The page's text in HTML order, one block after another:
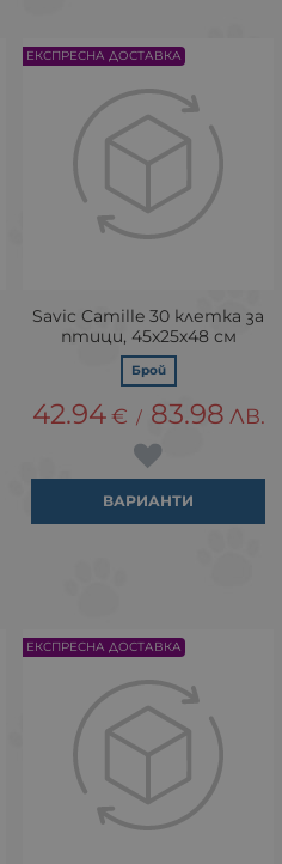
Savic Camille 30 клетка за
птици, 45х25х48 см
Брой
42.94 € / 83.98 ЛВ.
ВАРИАНТИ
ЕКСПРЕСНА ДОСТАВКА
ЕКСПРЕСНА ДОСТАВКА